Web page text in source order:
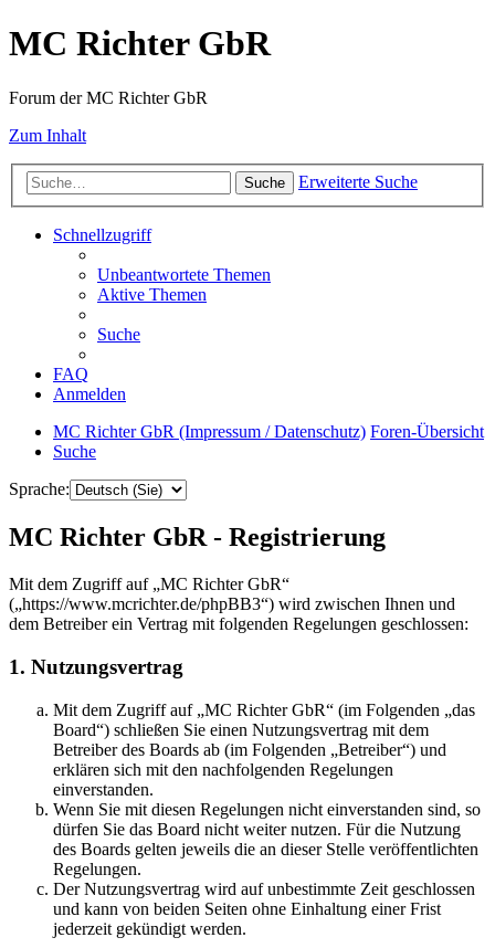
MC Richter GbR
Forum der MC Richter GbR
Zum Inhalt
Suche Erweiterte Suche
Schnellzugriff
Unbeantwortete Themen
Aktive Themen
Suche
FAQ
Anmelden
MC Richter GbR (Impressum / Datenschutz) Foren-Übersicht
Suche
Sprache:
MC Richter GbR - Registrierung
Mit dem Zugriff auf „MC Richter GbR“
(„https://www.mcrichter.de/phpBB3“) wird zwischen Ihnen und
dem Betreiber ein Vertrag mit folgenden Regelungen geschlossen:
1. Nutzungsvertrag
Mit dem Zugriff auf „MC Richter GbR“ (im Folgenden „das
Board“) schließen Sie einen Nutzungsvertrag mit dem
Betreiber des Boards ab (im Folgenden „Betreiber“) und
erklären sich mit den nachfolgenden Regelungen
einverstanden.
Wenn Sie mit diesen Regelungen nicht einverstanden sind, so
dürfen Sie das Board nicht weiter nutzen. Für die Nutzung
des Boards gelten jeweils die an dieser Stelle veröffentlichten
Regelungen.
Der Nutzungsvertrag wird auf unbestimmte Zeit geschlossen
und kann von beiden Seiten ohne Einhaltung einer Frist
jederzeit gekündigt werden.